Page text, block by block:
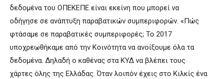
δεδομένα του ΟΠΕΚΕΠΕ είναι εκείνη που μπορεί να
οδήγησε σε ανάπτυξη παραβατικών συμπεριφορών. «Πώς
φτάσαμε σε παραβατικές συμπεριφορές; Το 2017
υποχρεωθήκαμε από την Κοινότητα να ανοίξουμε όλα τα
δεδομένα. Δηλαδή ο καθένας στα ΚΥΔ να βλέπει τους
χάρτες όλης της Ελλάδας. Όταν λοιπόν έχεις στο Κιλκίς ένα